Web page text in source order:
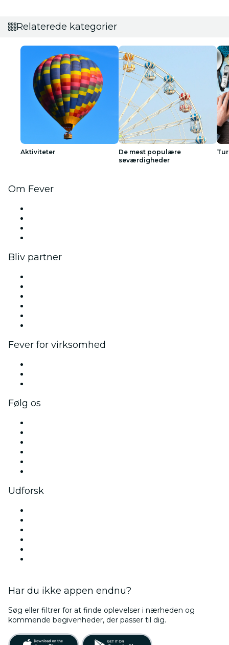
Relaterede kategorier
Aktiviteter
De mest populære
seværdigheder
Om Fever
Bliv partner
Fever for virksomhed
Følg os
Udforsk
Har du ikke appen endnu?
Søg eller filtrer for at finde oplevelser i nærheden og
kommende begivenheder, der passer til dig.